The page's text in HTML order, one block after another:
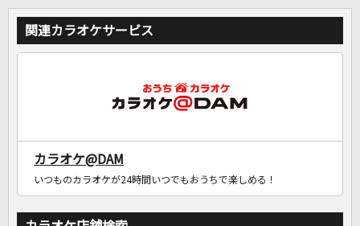
自宅でカラオケ歌い放題！
家族や友達と一緒に！練習にも！
関連カラオケサービス
カラオケ@DAM
いつものカラオケが24時間いつでもおうちで楽しめる！